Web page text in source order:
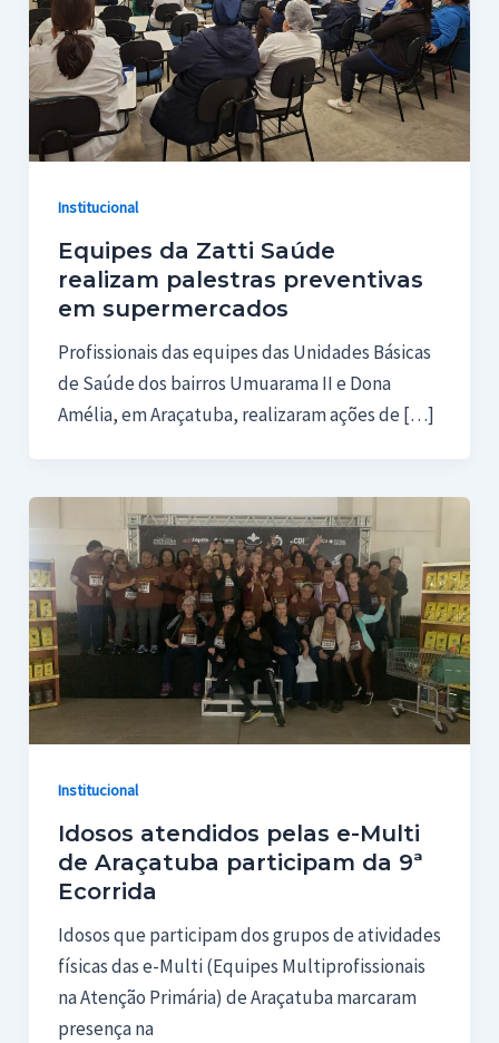
Institucional
Equipes da Zatti Saúde
realizam palestras preventivas
em supermercados
Profissionais das equipes das Unidades Básicas
de Saúde dos bairros Umuarama II e Dona
Amélia, em Araçatuba, realizaram ações de […]
Institucional
Idosos atendidos pelas e-Multi
de Araçatuba participam da 9ª
Ecorrida
Idosos que participam dos grupos de atividades
físicas das e-Multi (Equipes Multiprofissionais
na Atenção Primária) de Araçatuba marcaram
presença na